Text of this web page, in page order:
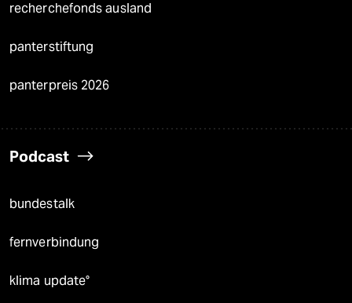
recherchefonds ausland
panterstiftung
panterpreis 2026
Podcast
bundestalk
fernverbindung
klima update°